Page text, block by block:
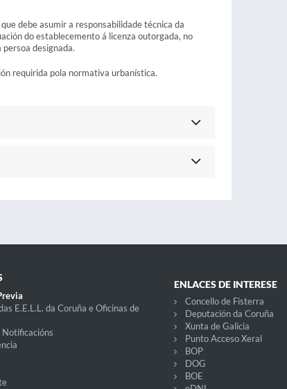
debe asumir a responsabilidade técnica da
do establecemento á licenza outorgada, no
designada.
requirida pola normativa urbanística.
E.E.L.L. da Coruña e Oficinas de
ENLACES DE INTERESE
Concello de Fisterra
Deputación da Coruña
Xunta de Galicia
Punto Acceso Xeral
BOP
DOG
BOE